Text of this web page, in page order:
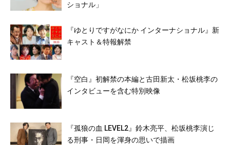
ショナル」
『ゆとりですがなにか インターナショナル』新
キャスト＆特報解禁
『空白』初解禁の本編と古田新太・松坂桃李の
インタビューを含む特別映像
『孤狼の血 LEVEL2』鈴木亮平、松坂桃李演じ
る刑事・日岡を渾身の思いで描画